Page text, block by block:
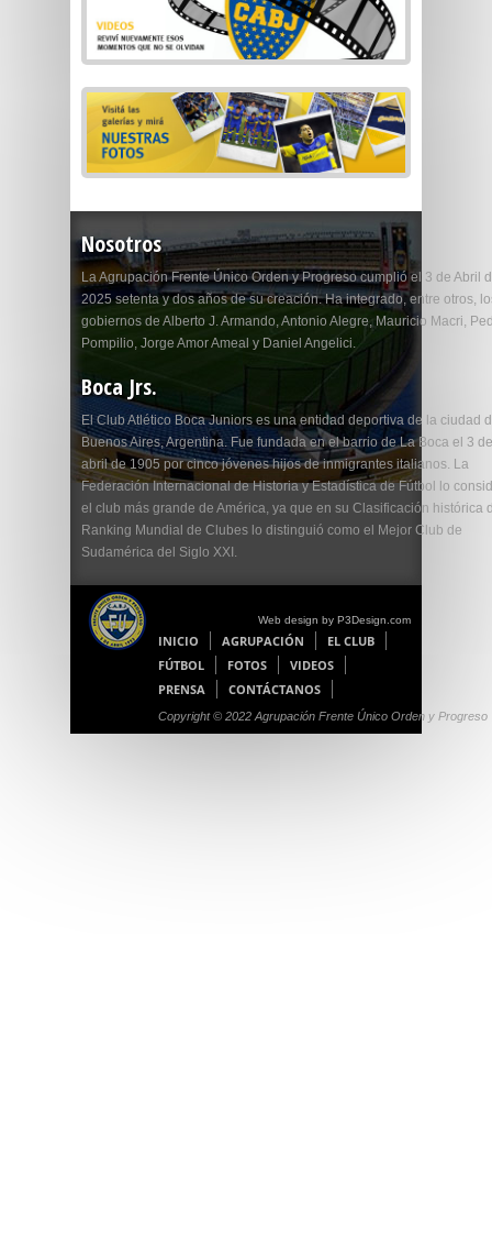
Nosotros
La Agrupación Frente Único Orden y Progreso cumplió el 3 de Abril
2025 setenta y dos años de su creación. Ha integrado, entre otros,
gobiernos de Alberto J. Armando, Antonio Alegre, Mauricio Macri,
Pompilio, Jorge Amor Ameal y Daniel Angelici.
Boca Jrs.
El Club Atlético Boca Juniors es una entidad deportiva de la ciudad
Buenos Aires, Argentina. Fue fundada en el barrio de La Boca el 3 de
abril de 1905 por cinco jóvenes hijos de inmigrantes italianos. La
Federación Internacional de Historia y Estadística de Fútbol lo
el club más grande de América, ya que en su Clasificación histórica
Ranking Mundial de Clubes lo distinguió como el Mejor Club de
Sudamérica del Siglo XXI.
Web design by P3Design.com
INICIO AGRUPACIÓN
EL CLUB
FÚTBOL
FOTOS
VIDEOS
PRENSA
CONTÁCTANOS
Copyright © 2022 Agrupación Frente Único Orden y Progreso